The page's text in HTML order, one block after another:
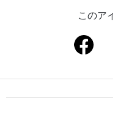
このア